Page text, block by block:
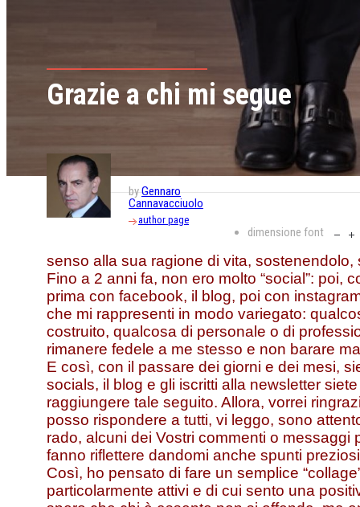
Grazie a chi mi segue
byGennaro
Cannavacciuolo
author page
dimensione font
senso alla sua ragione di vita,
Fino a 2 anni fa, non ero molto “social”: poi,
prima con facebook, il blog, poi con
che mi rappresenti in modo variegato:
costruito, qualcosa di personale o di
rimanere fedele a me stesso e non barare
E così, con il passare dei giorni e dei mesi,
socials, il blog e gli iscritti alla newsletter
raggiungere tale seguito. Allora, vorrei
posso rispondere a tutti, vi leggo, sono
rado, alcuni dei Vostri commenti o
fanno riflettere dandomi anche spunti
Così, ho pensato di fare un semplice
particolarmente attivi e di cui sento una